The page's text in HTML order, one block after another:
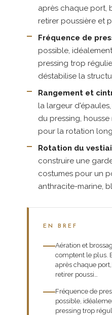
après chaque port,
retirer poussière et
Fréquence de
possible,
pressing trop
déstabilise la
Rangement et
la largeur
du pressing,
pour la rotation
Rotation du
construire une
costumes pour un
anthracite-marine,
EN BREF
Aération et
comptent le plus.
après chaque
retirer poussi…
Fréquence de
possible,
pressing trop